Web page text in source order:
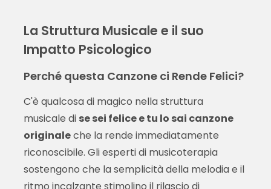
La Struttura Musicale e il suo
Impatto Psicologico
Perché questa Canzone ci Rende Felici?
C'è qualcosa di magico nella struttura
musicale di se sei felice e tu lo sai canzone
originaleche la rende immediatamente
riconoscibile. Gli esperti di musicoterapia
sostengono che la semplicità della melodia e il
ritmo incalzante stimolino il rilascio di